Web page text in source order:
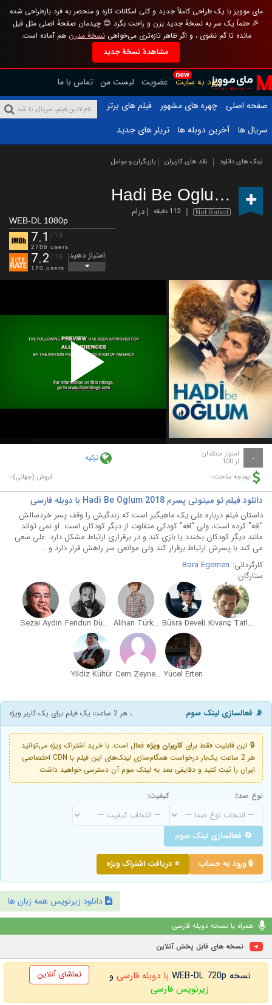
مای موویز با یک طراحی کاملاً جدید و کلی امکانات تازه و منحصر به فرد بازطراحی شده
🎉 حتماً یک سر به نسخهٔ جدید بزن و راحت بگرد 😊 چیدمان صفحهٔ اصلی مثل قبل
مانده تا گم نشوی ، و اگر ظاهر تازه‌تری می‌خواهینسخهٔ مدرن هم آماده است.
مشاهدهٔ نسخهٔ جدید
new
ورود به سایت عضویت لیست من تماس با ما
صفحه اصلی
چهره های مشهور
فیلم های برتر
سریال ها
آخرین دوبله ها تریلر های جدید
لینک های دانلود نقد های کاربران بازیگران و عوامل
Hadi Be Oglum (2018)
Not Rated 112 دقیقه درام
WEB-DL 1080p
7.1 /10
2786 users
7.2 /10
170 users
امتیاز دهید
Play
Video
- امتیاز منتقدان
از 100 ترکیه
بودجه ساخت:- فروش (جهانی):-
دانلود فیلم تو میتونی پسرم Hadi Be Oglum 2018 با دوبله فارسی
داستان فیلم درباره علی یک ماهیگیر است که زندگیش را وقف پسر خردسالش
"افه" کرده است، ولی "افه" کودکی متفاوت از دیگر کودکان است. او نمی تواند
مانند دیگر کودکان بخندد یا بازی کند و در برقراری ارتباط مشکل دارد. علی سعی
می کند با پسرش ارتباط برقرار کند ولی موانعی سر راهش قرار دارد و ...
کارگردانی: Bora Egemen
ستارگان:
Kivanç Tatlitug
Büsra Develi
Alihan Türkdemir
Feridun Düzagaç
Sezai Aydin
Yücel Erten
Cem Zeynel Kiliç
Yildiz Kültür
📡 فعالسازی لینک سوم ، هر 2 ساعت یک فیلم برای یک کاربر ویژه
🔒 این قابلیت فقط برای کاربران ویژه فعال است. با خرید اشتراک ویژه می‌توانید
هر 2 ساعت یک‌بار درخواست همگام‌سازی لینک‌های این فیلم با CDN اختصاصی
ایران را ثبت کنید و دقایقی بعد به لینک سوم آن دسترسی خواهید داشت
نوع صدا: کیفیت:
🔄 فعالسازی لینک سوم
🔒 ورود به حساب ⭐ دریافت اشتراک ویژه
دانلود زیرنویس همه زبان ها
همراه با نسخه دوبله فارسی
نسخه های قابل پخش آنلاین
نسخه WEB-DL 720p با دوبله فارسی و
زیرنویس فارسی
تماشای آنلاین